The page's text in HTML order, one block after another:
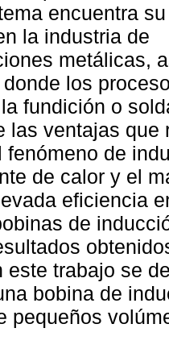
encuentra
la industria de
metálicas,
los
fundición o
las ventajas que
fenómeno de
de calor y el
eficiencia
de
este trabajo se
bobina de
pequeños